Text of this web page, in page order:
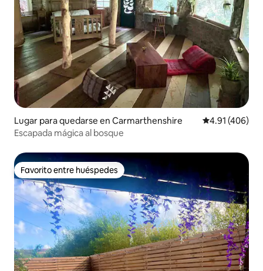
Lugar para quedarse en Carmarthenshire Calificación
4.91 (406)
Escapada mágica al bosque
Favorito entre huéspedes
Favorito entre huéspedes